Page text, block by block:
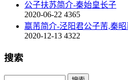
公子扶苏简介-秦始皇长子
2020-06-22 4365
嬴芾简介-泾阳君公子芾,秦
2020-12-13 4322
搜索